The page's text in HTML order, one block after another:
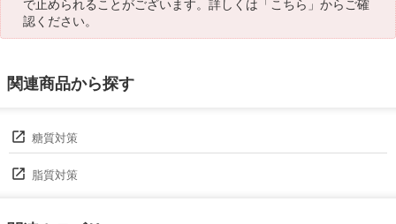
で止められることがございます。詳しくは「こちら 」からご確
認ください。
関連商品から探す
糖質対策
脂質対策